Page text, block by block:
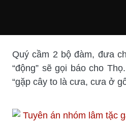
Quý cầm 2 bộ đàm, đưa
“động” sẽ gọi báo cho
“gặp cây to là cưa, cưa ở